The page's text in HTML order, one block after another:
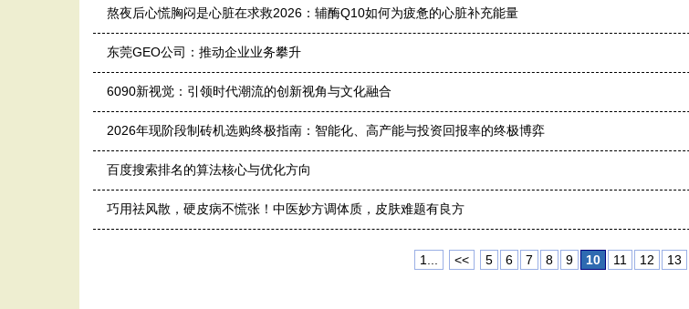
熬夜后心慌胸闷是心脏在求救2026：辅酶Q10如何为疲惫的心脏补充能量
东莞GEO公司：推动企业业务攀升
6090新视觉：引领时代潮流的创新视角与文化融合
2026年现阶段制砖机选购终极指南：智能化、高产能与投资回报率的终极博弈
百度搜索排名的算法核心与优化方向
巧用祛风散，硬皮病不慌张！中医妙方调体质，皮肤难题有良方
1... << 5 6 7 8 9 10 11 12 13